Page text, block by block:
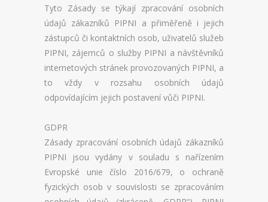
PHPPGADMIN
PHPFBADMIN
ADMINER
FORUM
FAQ
ADMINISTRACE
Tyto Zásady se týkají zpracování osobních
údajů zákazníků PIPNI a přiměřeně i jejich
zástupců či kontaktních osob, uživatelů služeb
PIPNI, zájemců o služby PIPNI a návštěvníků
internetových stránek provozovaných PIPNI, a
to vždy v rozsahu osobních údajů
odpovídajícím jejich postavení vůči PIPNI.
GDPR
Zásady zpracování osobních údajů zákazníků
PIPNI jsou vydány v souladu s nařízením
Evropské unie číslo 2016/679, o ochraně
fyzických osob v souvislosti se zpracováním